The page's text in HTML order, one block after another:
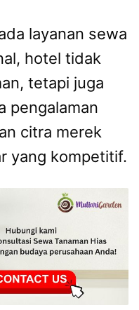
layanan sewa
hotel tidak
tetapi juga
pengalaman
citra merek
yang kompetitif.